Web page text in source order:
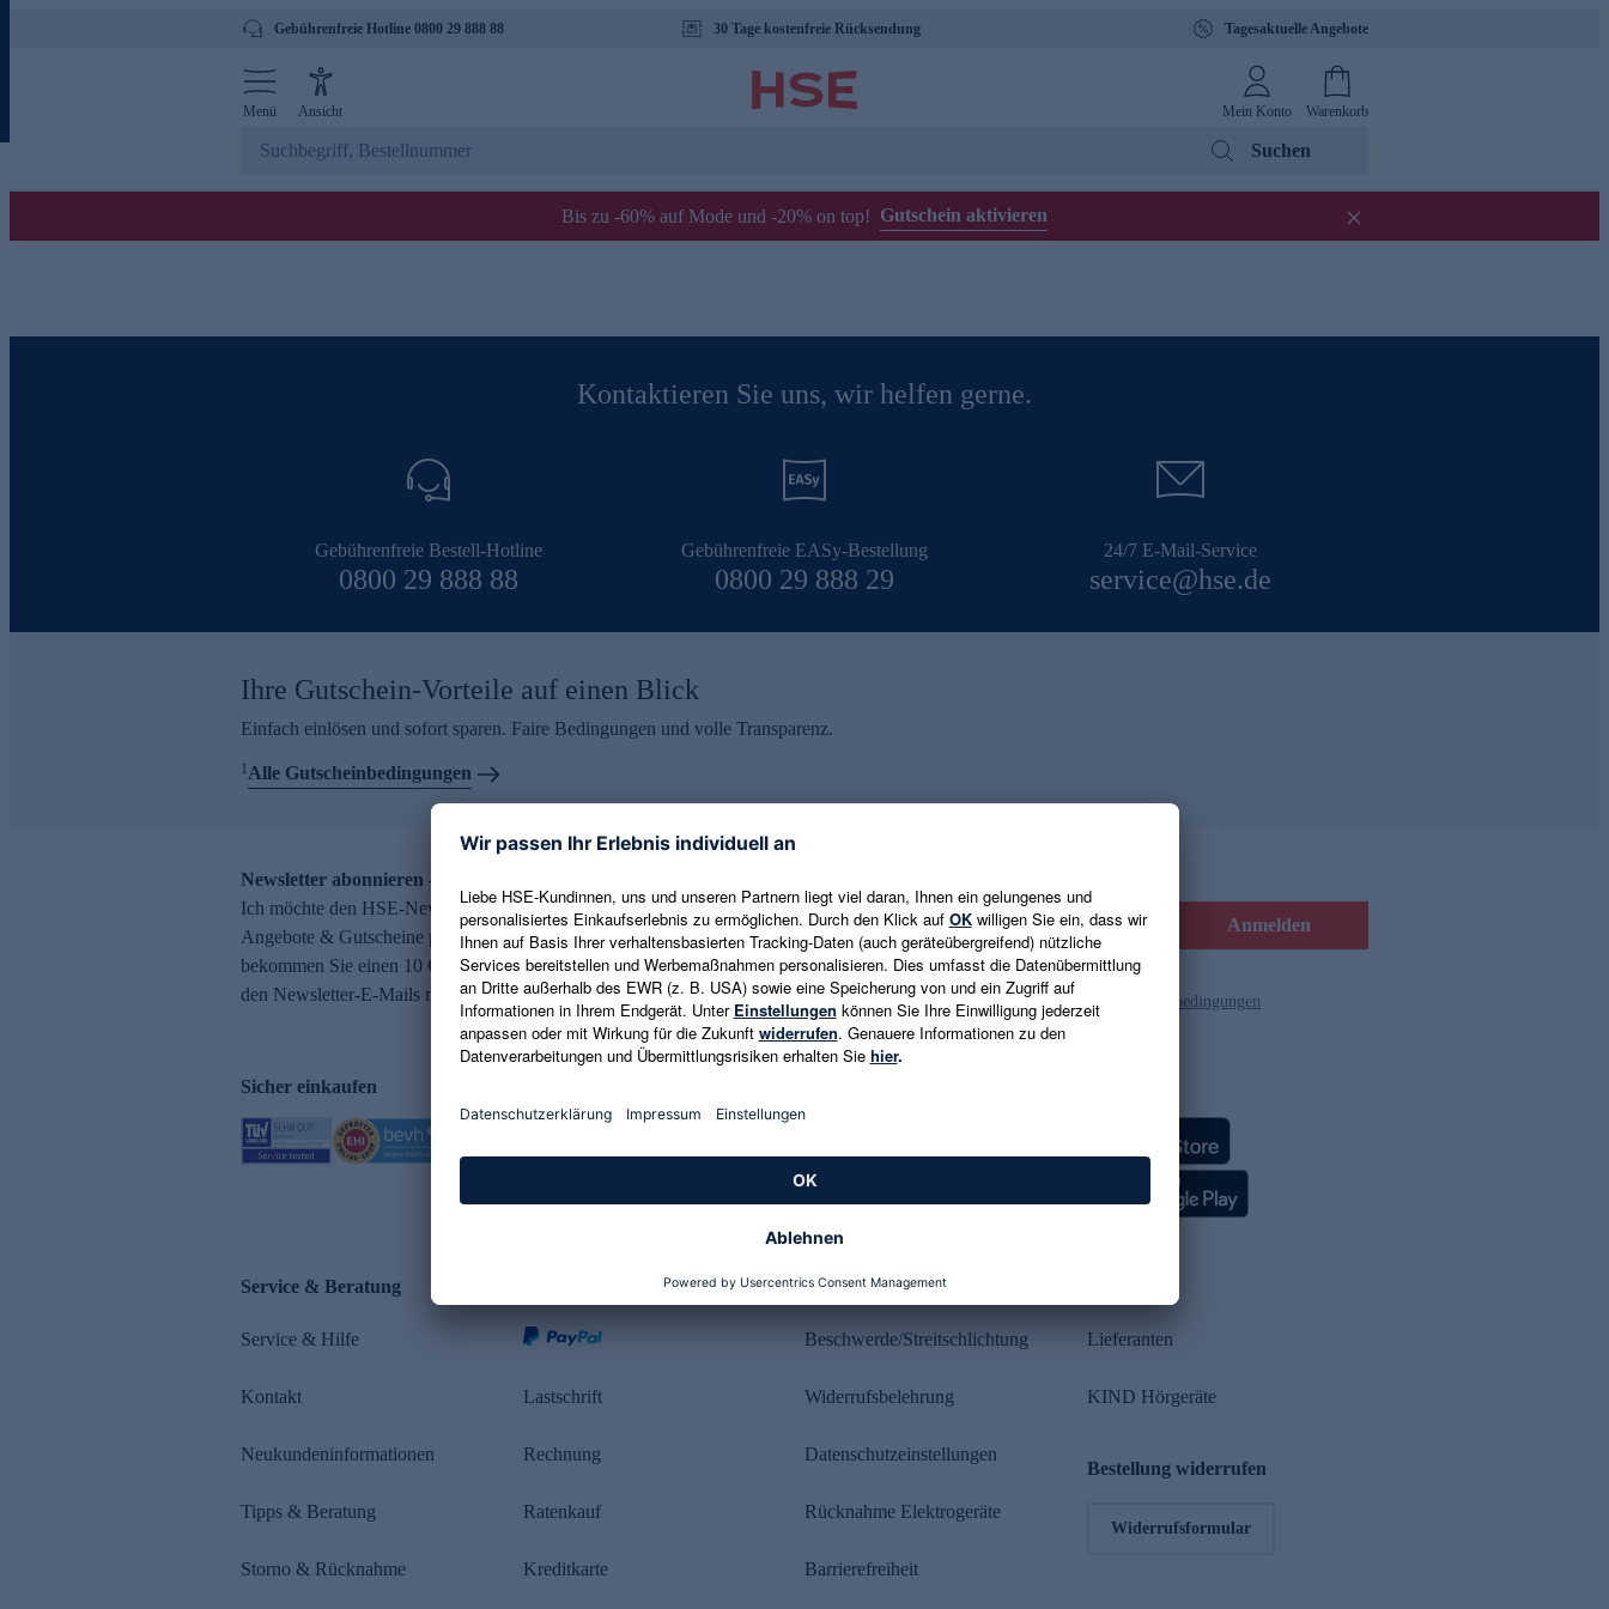
Gebührenfreie Hotline 0800 29 888 88 30 Tage kostenfreie Rücksendung Tagesaktuelle Angebote
Menü Ansicht Mein Konto Warenkorb
Suchen
Bis zu -60% auf Mode und -20% on top! Gutschein aktivieren
Kontaktieren Sie uns, wir helfen gerne.
Gebührenfreie Bestell-Hotline
0800 29 888 88
Gebührenfreie EASy-Bestellung
0800 29 888 29
24/7 E-Mail-Service
service@hse.de
Ihre Gutschein-Vorteile auf einen Blick
Einfach einlösen und sofort sparen. Faire Bedingungen und volle Transparenz.
1Alle Gutscheinbedingungen
Newsletter abonnieren – 10 € Gutschein erhalten
Ich möchte den HSE-Newsletter abonnieren und aktuelle Trends,
Angebote & Gutscheine per E-Mail erhalten. Als Dankeschön
bekommen Sie einen 10 € Gutschein. Eine Abmeldung ist jederzeit in
den Newsletter-E-Mails möglich.
E-Mail-Adresse eingeben Anmelden
Es gelten die Datenschutzrichtlinien und die Gutscheinbedingungen
Sicher einkaufen
Service & Beratung
Service & Hilfe
Kontakt
Neukundeninformationen
Tipps & Beratung
Storno & Rücknahme
Lastschrift
Rechnung
Ratenkauf
Kreditkarte
Rechtliches
Beschwerde/Streitschlichtung
Widerrufsbelehrung
Datenschutzeinstellungen
Rücknahme Elektrogeräte
Barrierefreiheit
Lieferanten
KIND Hörgeräte
Bestellung widerrufen
Widerrufsformular